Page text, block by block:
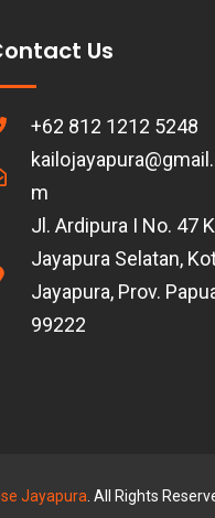
Us
+62 812 1212 5248
m
Jl. Ardipura I No. 47
Jayapura Selatan,
Jayapura, Prov.
99222
Jayapura . All Rights